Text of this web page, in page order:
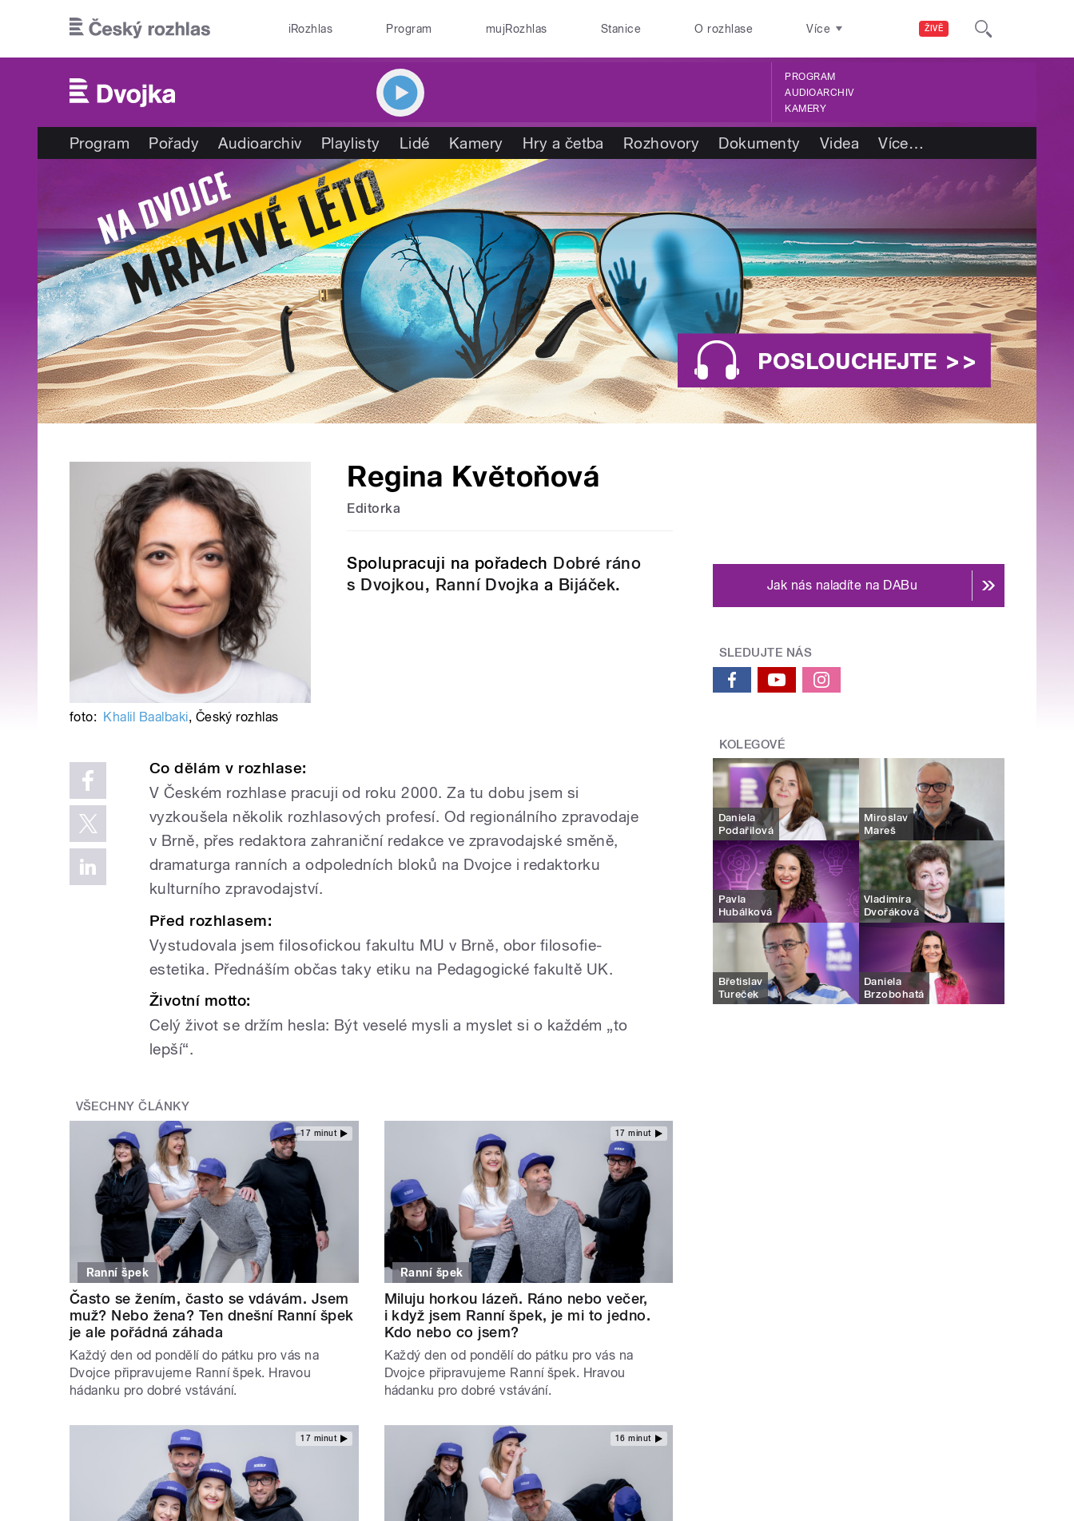
ŽIVĚ
iRozhlas Program mujRozhlas Stanice O rozhlase Více
PROGRAM
AUDIOARCHIV
KAMERY
Program Pořady Audioarchiv Playlisty Lidé Kamery Hry a četba Rozhovory Dokumenty Videa Více…
Regina Květoňová
Editorka
Spolupracuji na pořadech Dobré ráno
s Dvojkou, Ranní Dvojka a Bijáček.
foto: Khalil Baalbaki, Český rozhlas
Co dělám v rozhlase:
V Českém rozhlase pracuji od roku 2000. Za tu dobu jsem si
vyzkoušela několik rozhlasových profesí. Od regionálního zpravodaje
v Brně, přes redaktora zahraniční redakce ve zpravodajské směně,
dramaturga ranních a odpoledních bloků na Dvojce i redaktorku
kulturního zpravodajství.
Před rozhlasem:
Vystudovala jsem filosofickou fakultu MU v Brně, obor filosofie-
estetika. Přednáším občas taky etiku na Pedagogické fakultě UK.
Životní motto:
Celý život se držím hesla: Být veselé mysli a myslet si o každém „to
lepší“.
VŠECHNY ČLÁNKY
17 minut
Ranní špek
Často se žením, často se vdávám. Jsem
muž? Nebo žena? Ten dnešní Ranní špek
je ale pořádná záhada
Každý den od pondělí do pátku pro vás na
Dvojce připravujeme Ranní špek. Hravou
hádanku pro dobré vstávání.
17 minut
Ranní špek
Miluju horkou lázeň. Ráno nebo večer,
i když jsem Ranní špek, je mi to jedno.
Kdo nebo co jsem?
Každý den od pondělí do pátku pro vás na
Dvojce připravujeme Ranní špek. Hravou
hádanku pro dobré vstávání.
17 minut 16 minut
Jak nás naladíte na DABu
SLEDUJTE NÁS
KOLEGOVÉ
Daniela
Podařilová
Miroslav
Mareš
Pavla
Hubálková
Vladimíra
Dvořáková
Břetislav
Tureček
Daniela
Brzobohatá